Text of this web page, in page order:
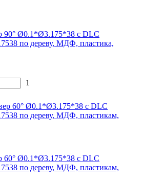
90° Ø0.1*Ø3.175*38 с DLC
по дереву, МДФ, пластика,
1
60° Ø0.1*Ø3.175*38 с DLC
по дереву, МДФ, пластикам,